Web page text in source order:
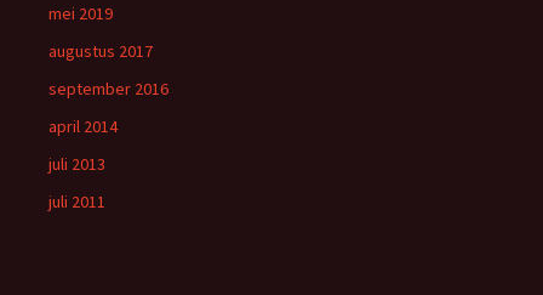
mei 2019
augustus 2017
september 2016
april 2014
juli 2013
juli 2011